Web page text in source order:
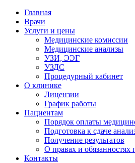
Главная
Врачи
Услуги и цены
Медицинские комиссии
Медицинские анализы
УЗИ, ЭЭГ
УЗДС
Процедурный кабинет
О клинике
Лицензии
График работы
Пациентам
Порядок оплаты
Подготовка к сдаче
Получение результатов
О правах и обязанностях
Контакты